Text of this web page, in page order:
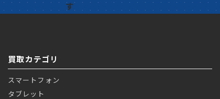
買取カテゴリ
スマートフォン
タブレット